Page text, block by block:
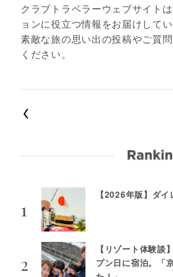
クラブトラベラーウェブサイト
ョンに役立つ情報をお届けしてい
素敵な旅の思い出の投稿やご質問
ください。
【2026年版】ダ
【リゾート体験談
プン日に宿泊。「